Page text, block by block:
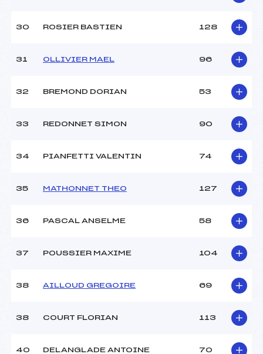
30 ROSIER BASTIEN 128
31 OLLIVIER MAEL 96
32 BREMOND DORIAN 53
33 REDONNET SIMON 90
34 PIANFETTI VALENTIN 74
35 MATHONNET THEO 127
36 PASCAL ANSELME 58
37 POUSSIER MAXIME 104
38 AILLOUD GREGOIRE 69
38 COURT FLORIAN 113
40 DELANGLADE ANTOINE 70